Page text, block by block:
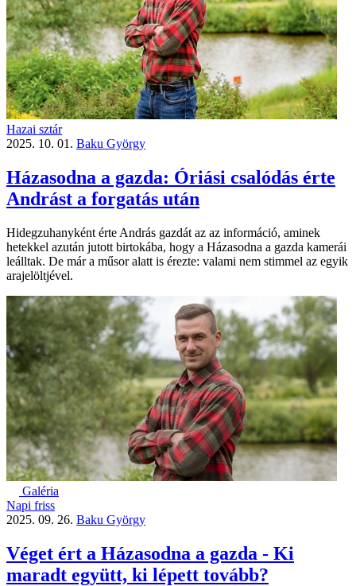
Hazai sztár
2025. 10. 01. Baku György
Házasodna a gazda: Óriási csalódás érte
Andrást a forgatás után
Hidegzuhanyként érte András gazdát az az információ, aminek
hetekkel azután jutott birtokába, hogy a Házasodna a gazda kamerái
leálltak. De már a műsor alatt is érezte: valami nem stimmel az egyik
arajelöltjével.
Galéria
Napi friss
2025. 09. 26. Baku György
Véget ért a Házasodna a gazda - Ki
maradt együtt, ki lépett tovább?